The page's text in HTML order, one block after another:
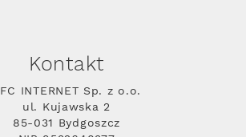
Kontakt
INTERNET Sp. z o.o.
ul. Kujawska 2
85-031 Bydgoszcz